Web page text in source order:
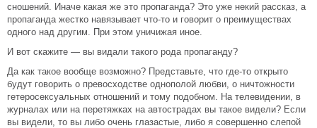
сношений. Иначе какая же это пропаганда? Это уже некий рассказ, а
пропаганда жестко навязывает что-то и говорит о преимуществах
одного над другим. При этом уничижая иное.
И вот скажите — вы видали такого рода пропаганду?
Да как такое вообще возможно? Представьте, что где-то открыто
будут говорить о превосходстве однополой любви, о ничтожности
гетеросексуальных отношений и тому подобном. На телевидении, в
журналах или на перетяжках на автострадах вы такое видели? Если
вы видели, то вы либо очень глазастые, либо я совершенно слепой